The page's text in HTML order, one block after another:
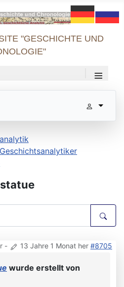
"GESCHICHTE UND
≡
- 13 Jahre 1 Monat her #8705
wurde erstellt von